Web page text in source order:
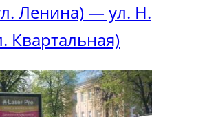
Ленина) — ул. Н.
Квартальная)